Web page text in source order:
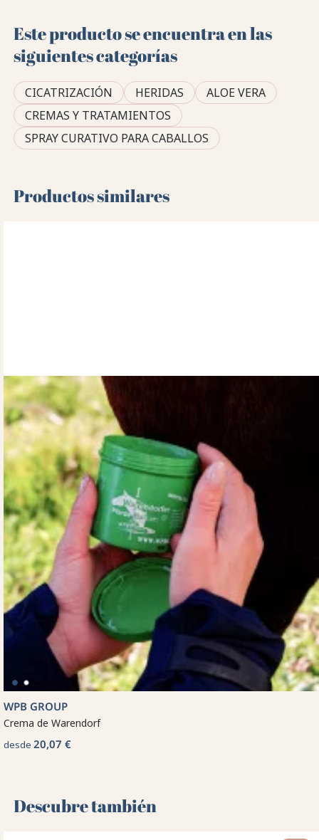
Este producto se encuentra en las
siguientes categorías
CICATRIZACIÓN HERIDAS
ALOE VERA
CREMAS Y TRATAMIENTOS
SPRAY CURATIVO PARA CABALLOS
Productos similares
WPB GROUP
Crema de Warendorf
desde 20,07 €
Descubre también 🌻